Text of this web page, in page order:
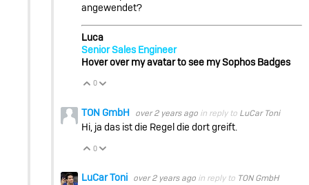
angewendet?
Luca
Senior Sales Engineer
Hover over my avatar to see my Sophos Badges
Vote Up
0
TON GmbH over 2 years ago in reply to LuCar Toni
Hi, ja das ist die Regel die dort greift.
Vote Up
0
LuCar Toni over 2 years ago in reply to TON GmbH